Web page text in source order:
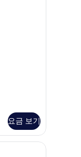
요금 보기